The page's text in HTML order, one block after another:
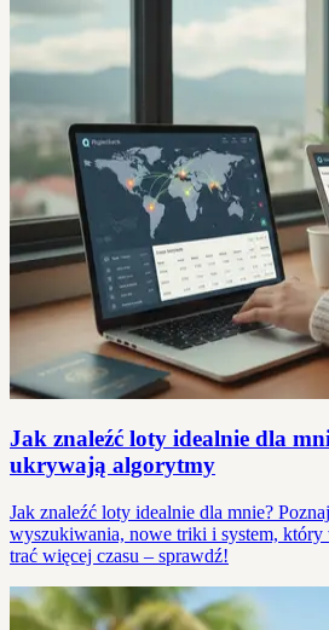
Jak znaleźć loty idealnie dla
ukrywają algorytmy
Jak znaleźć loty idealnie dla mnie?
wyszukiwania, nowe triki i system,
trać więcej czasu – sprawdź!